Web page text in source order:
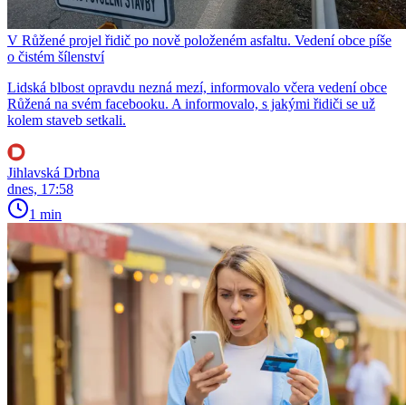
V Růžené projel řidič po nově položeném asfaltu. Vedení obce píše
o čistém šílenství
Lidská blbost opravdu nezná mezí, informovalo včera vedení obce
Růžená na svém facebooku. A informovalo, s jakými řidiči se už
kolem staveb setkali.
Jihlavská Drbna
dnes, 17:58
1 min